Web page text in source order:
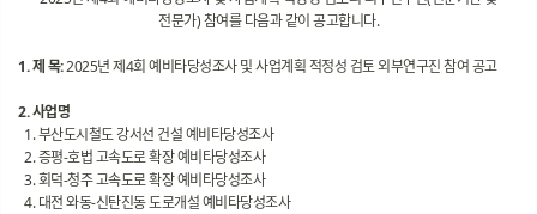
전문가) 참여를 다음과 같이 공고합니다.
1. 제 목:2025년 제4회 예비타당성조사 및 사업계획 적정성 검토 외부연구진 참여 공고
2. 사업명
1. 부산도시철도 강서선 건설 예비타당성조사
2. 증평-호법 고속도로 확장 예비타당성조사
3. 회덕-청주 고속도로 확장 예비타당성조사
4. 대전 와동-신탄진동 도로개설 예비타당성조사